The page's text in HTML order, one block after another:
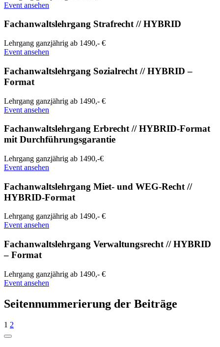
Event ansehen
Fachanwaltslehrgang Strafrecht // HYBRID
Lehrgang ganzjährig ab 1490,- €
Event ansehen
Fachanwaltslehrgang Sozialrecht // HYBRID –
Format
Lehrgang ganzjährig ab 1490,- €
Event ansehen
Fachanwaltslehrgang Erbrecht // HYBRID-Format
mit Durchführungsgarantie
Lehrgang ganzjährig ab 1490,-€
Event ansehen
Fachanwaltslehrgang Miet- und WEG-Recht //
HYBRID-Format
Lehrgang ganzjährig ab 1490,- €
Event ansehen
Fachanwaltslehrgang Verwaltungsrecht // HYBRID
– Format
Lehrgang ganzjährig ab 1490,- €
Event ansehen
Seitennummerierung der Beiträge
1 2